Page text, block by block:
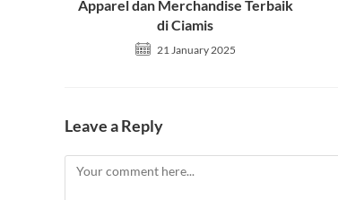
Apparel dan Merchandise Terbaik
di Ciamis
21 January 2025
Leave a Reply